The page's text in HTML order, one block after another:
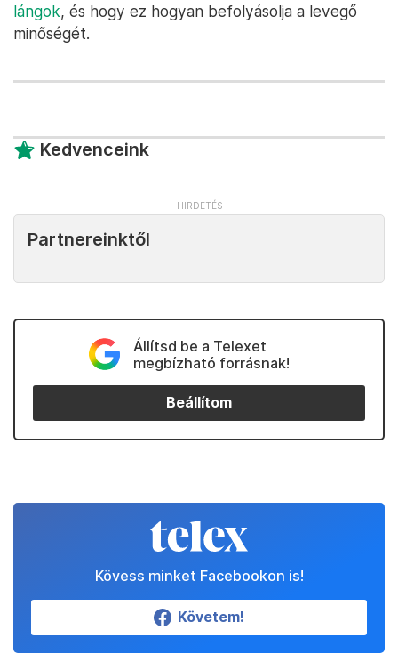
lángok, és hogy ez hogyan befolyásolja a levegő
minőségét.
Kedvenceink
Partnereinktől
Állítsd be a Telexet
megbízható forrásnak!
Beállítom
Kövess minket Facebookon is!
Követem!